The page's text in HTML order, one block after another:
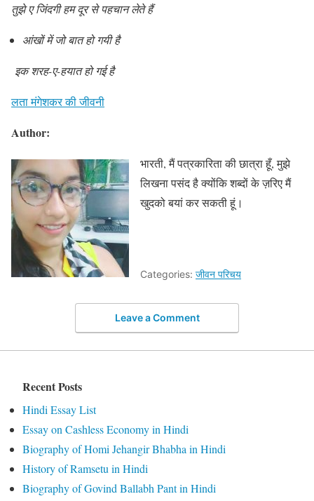
तुझे ए जिंदगी हम दूर से पहचान लेते हैं
आंखों में जो बात हो गयी है
इक शरह-ए-हयात हो गई है
लता मंगेशकर की जीवनी
Author:
भारती, मैं पत्रकारिता की छात्रा हूँ, मुझे
लिखना पसंद है क्योंकि शब्दों के ज़रिए मैं
खुदको बयां कर सकती हूं।
Categories: जीवन परिचय
Leave a Comment
Recent Posts
Hindi Essay List
Essay on Cashless Economy in Hindi
Biography of Homi Jehangir Bhabha in Hindi
History of Ramsetu in Hindi
Biography of Govind Ballabh Pant in Hindi